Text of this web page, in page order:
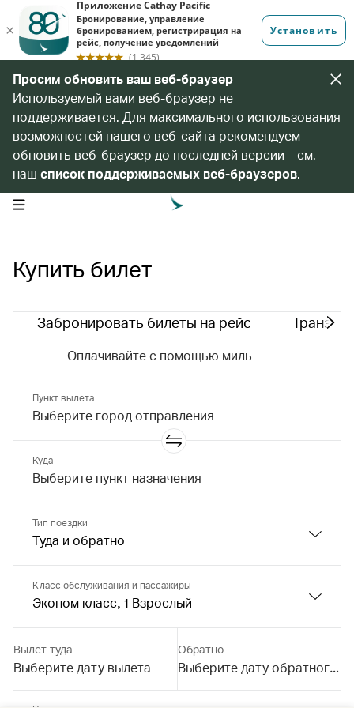
Просим обновить ваш веб-браузер
Используемый вами веб-браузер не
поддерживается. Для максимального использования
возможностей нашего веб-сайта рекомендуем
обновить веб-браузер до последней версии – см.
наш список поддерживаемых веб-браузеров.
open navigation menu
Купить билет
Забронировать билеты на рейс
Оплачивайте с помощью миль
Пункт вылета
Куда
Тип поездки
Туда и обратно
Класс обслуживания и пассажиры
Эконом класс, 1 Взрослый
Вылет туда
Выберите дату вылета
Обратно
Выберите дату обратного